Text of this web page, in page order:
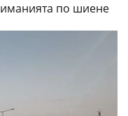
по шиене